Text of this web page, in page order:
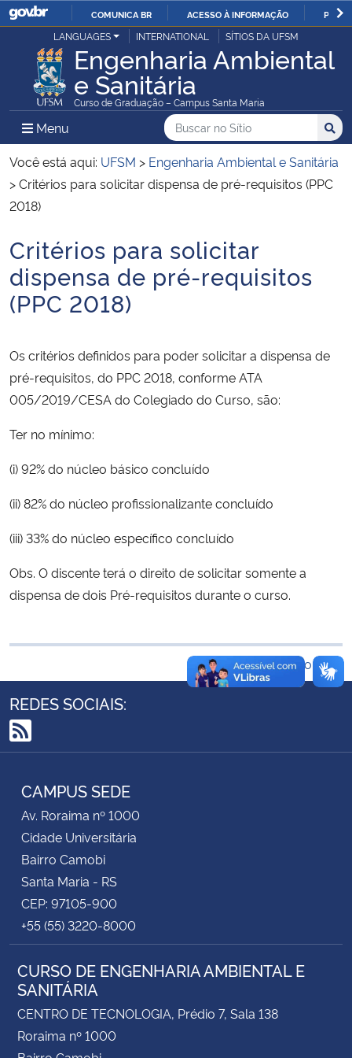
IR
PARA
O
CONTEÚDO
COMUNICA BR ACESSO À INFORMAÇÃO
Ministério da Justiça e Segurança Pública
Ministério da Defesa
Ministério das Relações Exteriores
Ministério da Economia
Ministério da Infraestrutura
Ministério da Agricultura, Pecuária e Abastecimento
Ministério da Saúde
Ministério do Meio Ambiente
Ministério do Turismo
Ministério da Mulher, da Família e dos Direitos Humanos
Secretaria-Geral
Secretaria de Governo
Gabinete de Segurança Institucional
Advocacia-Geral da União
Banco Central do Brasil
LANGUAGES INTERNATIONAL SÍTIOS DA UFSM
Engenharia Ambiental
e Sanitária
Curso de Graduação – Campus Santa Maria
Menu Menu Principal do Sítio
Busca
Buscar no no Sítio
Busca:
Você está aqui: UFSM > Engenharia Ambiental e Sanitária
>Critérios para solicitar dispensa de pré-requisitos (PPC
2018)
Início do conteúdo
Critérios para solicitar
dispensa de pré-requisitos
(PPC 2018)
Os critérios definidos para poder solicitar a dispensa de
pré-requisitos, do PPC 2018, conforme ATA
005/2019/CESA do Colegiado do Curso, são:
Ter no mínimo:
(i) 92% do núcleo básico concluído
(ii) 82% do núcleo profissionalizante concluído
(iii) 33% do núcleo específico concluído
Obs. O discente terá o direito de solicitar somente a
dispensa de dois Pré-requisitos durante o curso.
Voltar ao topo
REDES SOCIAIS:
RSS
CAMPUS SEDE
Av. Roraima nº 1000
Cidade Universitária
Bairro Camobi
Santa Maria - RS
CEP: 97105-900
+55 (55) 3220-8000
CURSO DE ENGENHARIA AMBIENTAL E
SANITÁRIA
CENTRO DE TECNOLOGIA, Prédio 7, Sala 138
Roraima nº 1000